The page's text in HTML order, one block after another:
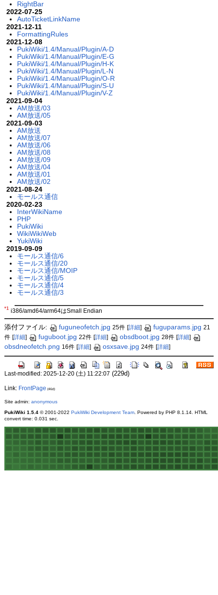
RightBar
2022-07-25
AutoTicketLinkName
2021-12-11
FormattingRules
2021-12-08
PukiWiki/1.4/Manual/Plugin/A-D
PukiWiki/1.4/Manual/Plugin/E-G
PukiWiki/1.4/Manual/Plugin/H-K
PukiWiki/1.4/Manual/Plugin/L-N
PukiWiki/1.4/Manual/Plugin/O-R
PukiWiki/1.4/Manual/Plugin/S-U
PukiWiki/1.4/Manual/Plugin/V-Z
2021-09-04
AM放送/03
AM放送/05
2021-09-03
AM放送
AM放送/07
AM放送/06
AM放送/08
AM放送/09
AM放送/04
AM放送/01
AM放送/02
2021-08-24
モールス通信
2020-02-23
InterWikiName
PHP
PukiWiki
WikiWikiWeb
YukiWiki
2019-09-09
モールス通信/6
モールス通信/20
モールス通信/MOIP
モールス通信/5
モールス通信/4
モールス通信/3
*1 i386/amd64/arm64はSmall Endian
添付ファイル: fuguneofetch.jpg 25件 詳細 fuguparams.jpg 21
件 詳細 fuguboot.jpg 22件 詳細 obsdboot.jpg 28件 詳細
obsdneofetch.png 16件 詳細 osxsave.jpg 24件 詳細
Last-modified: 2025-12-20 (土) 11:22:07 (229d)
Link: FrontPage (46d)
Site admin: anonymous
PukiWiki 1.5.4© 2001-2022 PukiWiki Development Team. Powered by PHP 8.1.14. HTML
convert time: 0.031 sec.